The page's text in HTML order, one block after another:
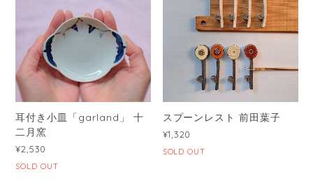
耳付き小皿「garland」 十
二月窯
¥2,530
SOLD OUT
スプーンレスト 前田葉子
¥1,320
SOLD OUT